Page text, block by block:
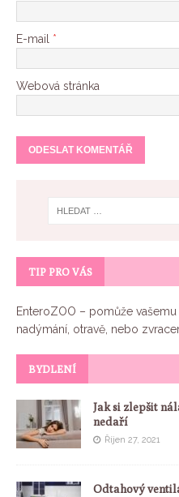
E-mail *
Webová stránka
TIP PRO VÁS
EnteroZOO – pomůže
nadýmání, otravě, nebo
BYDLENÍ
Jak si zlepšit
nedaří
Říjen 27, 2021
Odtahový